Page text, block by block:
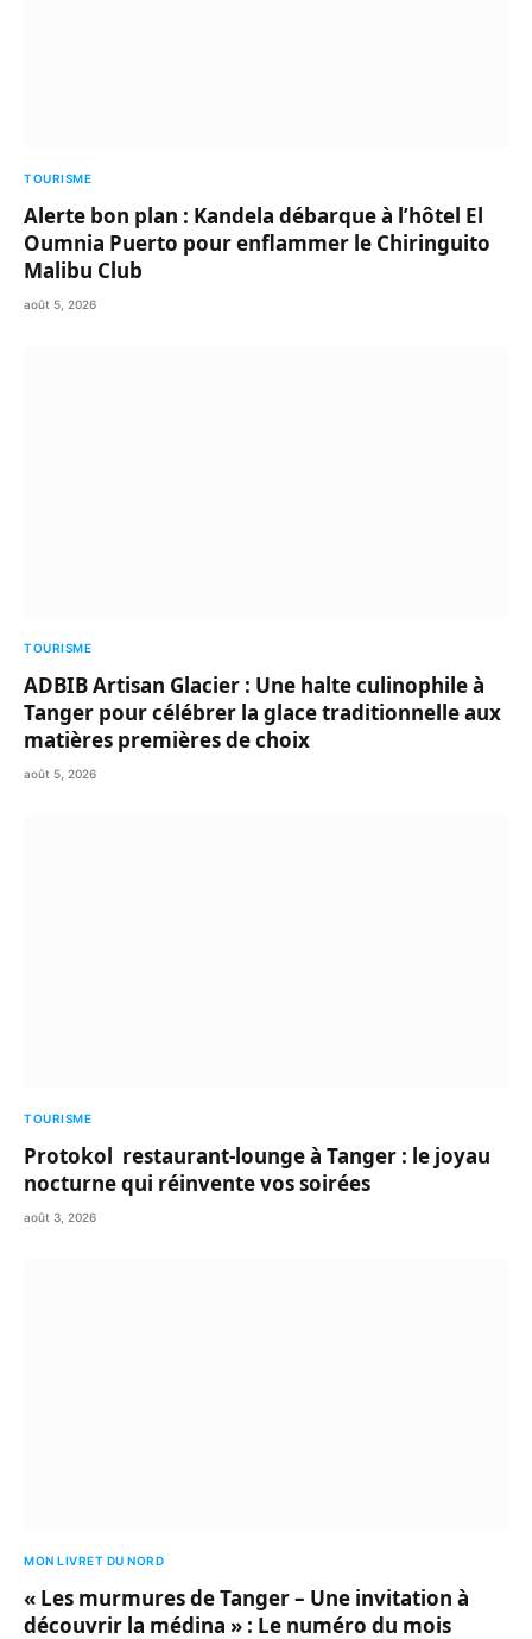
TOURISME
Alerte bon plan : Kandela débarque à l’hôtel El
Oumnia Puerto pour enflammer le Chiringuito
Malibu Club
août 5, 2026
TOURISME
ADBIB Artisan Glacier : Une halte culinophile à
Tanger pour célébrer la glace traditionnelle aux
matières premières de choix
août 5, 2026
TOURISME
Protokol restaurant-lounge à Tanger : le joyau
nocturne qui réinvente vos soirées
août 3, 2026
MON LIVRET DU NORD
« Les murmures de Tanger – Une invitation à
découvrir la médina » : Le numéro du mois